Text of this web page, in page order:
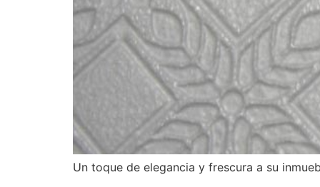
Un toque de elegancia y frescura a su